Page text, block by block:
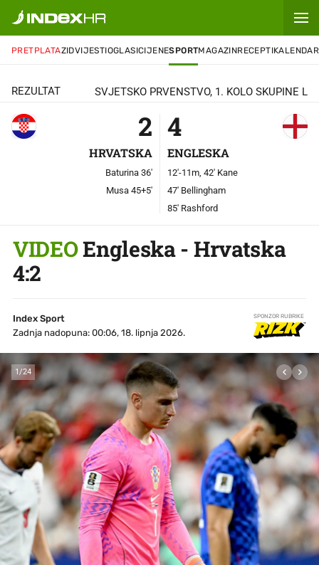
PRETPLATAZIDVIJESTIOGLASICIJENESPORTMAGAZINRECEPTIKALENDAR
REZULTAT SVJETSKO PRVENSTVO, 1. KOLO SKUPINE L
2 4
HRVATSKA ENGLESKA
Baturina 36'
Musa 45+5'
12'-11m, 42' Kane
47' Bellingham
85' Rashford
VIDEOEngleska - Hrvatska
4:2
Index Sport
Zadnja nadopuna: 00:06, 18. lipnja 2026.
SPONZOR RUBRIKE
1/24